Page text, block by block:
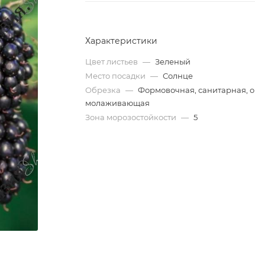
Характеристики
Цвет листьев — Зеленый
Место посадки — Солнце
Обрезка — Формовочная, санитарная, о
молаживающая
Зона морозостойкости — 5